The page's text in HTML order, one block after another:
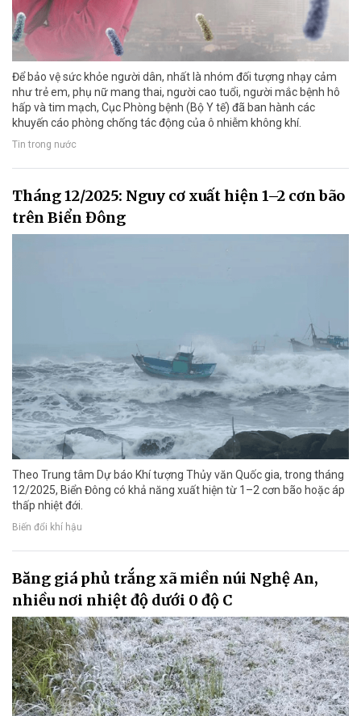
Để bảo vệ sức khỏe người dân, nhất là nhóm đối tượng nhạy cảm
như trẻ em, phụ nữ mang thai, người cao tuổi, người mắc bệnh hô
hấp và tim mạch, Cục Phòng bệnh (Bộ Y tế) đã ban hành các
khuyến cáo phòng chống tác động của ô nhiễm không khí.
Tin trong nước
Tháng 12/2025: Nguy cơ xuất hiện 1–2 cơn bão
trên Biển Đông
Theo Trung tâm Dự báo Khí tượng Thủy văn Quốc gia, trong tháng
12/2025, Biển Đông có khả năng xuất hiện từ 1–2 cơn bão hoặc áp
thấp nhiệt đới.
Biến đổi khí hậu
Băng giá phủ trắng xã miền núi Nghệ An,
nhiều nơi nhiệt độ dưới 0 độ C